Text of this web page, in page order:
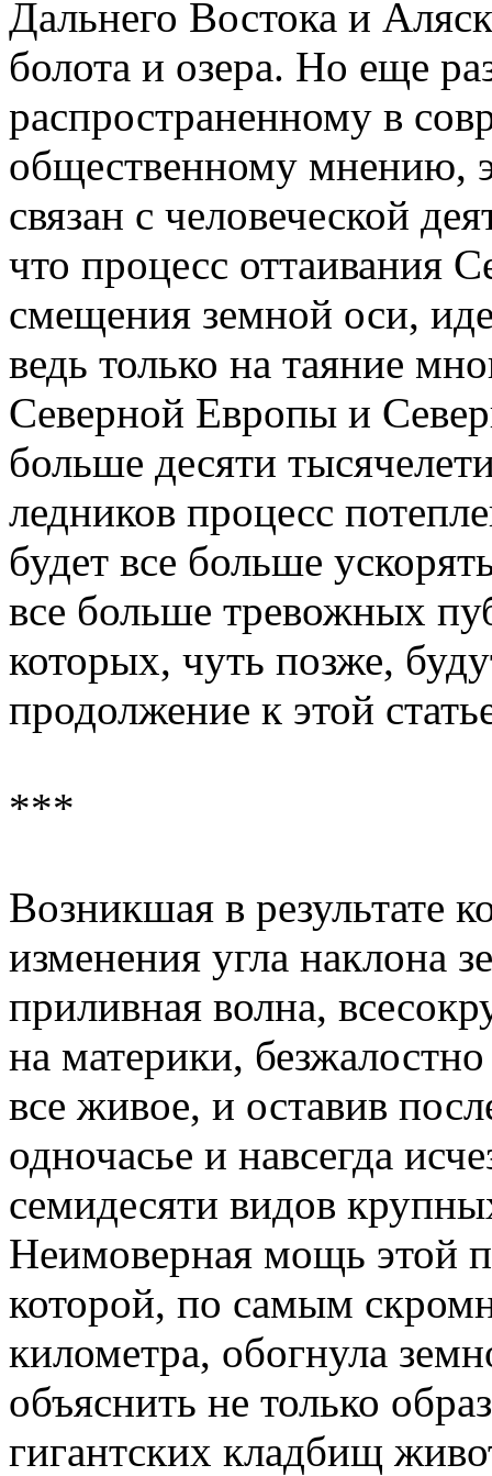
Дальнего Востока и
болота и озера. Но еще
распространенному в
общественному мнению,
связан с человеческой
что процесс оттаивания
смещения земной оси,
ведь только на таяние
Северной Европы и
больше десяти
ледников процесс
будет все больше
все больше тревожных
которых, чуть позже,
продолжение к этой
***
Возникшая в результате
изменения угла наклона
приливная волна,
на материки,
все живое, и оставив
одночасье и навсегда
семидесяти видов
Неимоверная мощь этой
которой, по самым
километра, обогнула
объяснить не только
гигантских кладбищ